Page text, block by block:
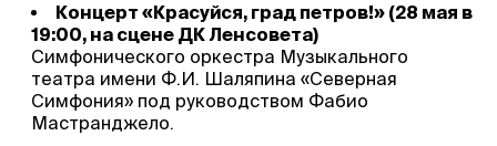
Концерт «Красуйся, град петров!» (28 мая в
19:00, на сцене ДК Ленсовета)
Симфонического оркестра Музыкального
театра имени Ф.И. Шаляпина «Северная
Симфония» под руководством Фабио
Мастранджело.